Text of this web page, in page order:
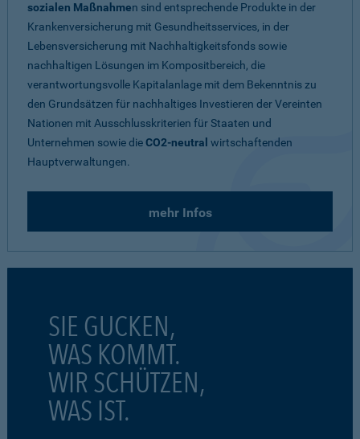
sozialen Maßnahmen sind entsprechende Produkte in der
Krankenversicherung mit Gesundheitsservices, in der
Lebensversicherung mit Nachhaltigkeitsfonds sowie
nachhaltigen Lösungen im Kompositbereich, die
verantwortungsvolle Kapitalanlage mit dem Bekenntnis zu
den Grundsätzen für nachhaltiges Investieren der Vereinten
Nationen mit Ausschlusskriterien für Staaten und
Unternehmen sowie dieCO2-neutral wirtschaftenden
Hauptverwaltungen.
mehr Infos
SIE GUCKEN,
WAS KOMMT.
WIR SCHÜTZEN,
WAS IST.